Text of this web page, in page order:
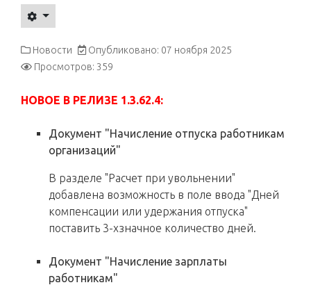
Новости
Опубликовано: 07 ноября 2025
Просмотров: 359
НОВОЕ В РЕЛИЗЕ 1.3.62.4:
Документ "Начисление отпуска работникам
организаций"
В разделе "Расчет при увольнении"
добавлена возможность в поле ввода "Дней
компенсации или удержания отпуска"
поставить 3-хзначное количество дней.
Документ "Начисление зарплаты
работникам"